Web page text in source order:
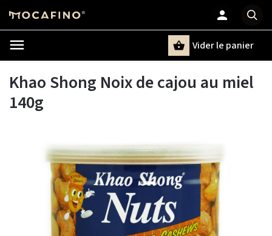
Chercher
Vider le panier
Khao Shong Noix de cajou au miel
140g